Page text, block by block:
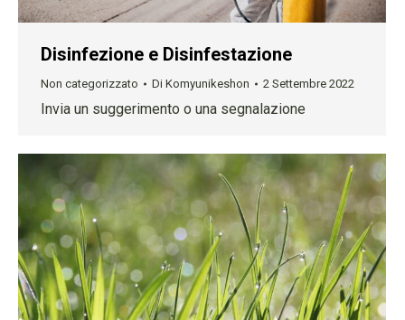
Disinfezione e Disinfestazione
Non categorizzato Di Komyunikeshon 2 Settembre 2022
Invia un suggerimento o una segnalazione